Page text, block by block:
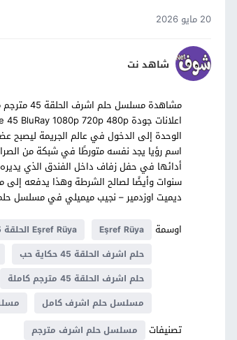
20 مايو 2026
شاهد نت
الوحدة إلى الدخول في عالم الجريمة ليصبح
اسم رؤيا يجد نفسه متورطًا في شبكة من
أدائها في حفل زفاف داخل الفندق الذي
سنوات وأيضًا لصالح الشرطة وهذا يدفعه
ديميت اوزدمير – نجيب ميميلي في مسلسل
اوسمة
Eşref Rüya Eşref Rüya الحلقة 45
حلم اشرف الحلقة 45 حكاية حب
حلم اشرف الحلقة 45 مترجم كاملة
مسلسل حلم اشرف كامل
تصنيفات مسلسل حلم اشرف مترجم